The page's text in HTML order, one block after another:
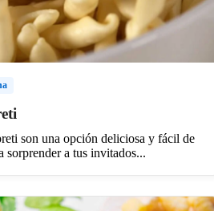
son una opción deliciosa y fácil de
sorprender a tus invitados...